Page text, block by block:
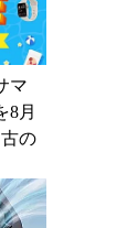
マ
8月
の